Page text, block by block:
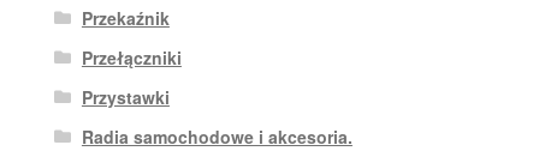
Przekaźnik
Przełączniki
Przystawki
Radia samochodowe i akcesoria.